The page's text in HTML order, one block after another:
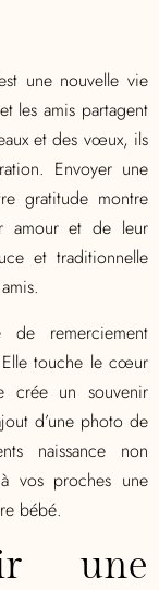
une nouvelle vie
les amis partagent
et des vœux, ils
Envoyer une
gratitude montre
amour et de leur
et traditionnelle
remerciement
Elle touche le cœur
crée un souvenir
d’une photo de
naissance non
vos proches une
bébé.
une